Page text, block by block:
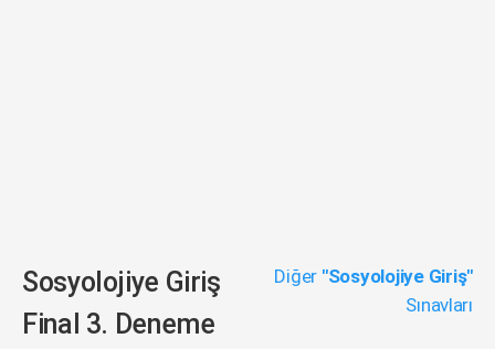
Sosyolojiye Giriş
Final 3. Deneme
Diğer "Sosyolojiye Giriş"
Sınavları